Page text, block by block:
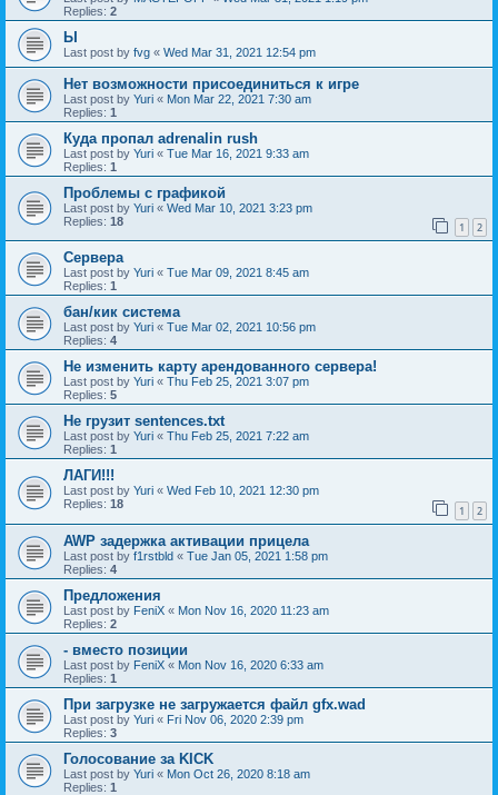
Replies: 2
Ы
Last post by fvg « Wed Mar 31, 2021 12:54 pm
Нет возможности присоединиться к игре
Last post by Yuri « Mon Mar 22, 2021 7:30 am
Replies: 1
Куда пропал adrenalin rush
Last post by Yuri « Tue Mar 16, 2021 9:33 am
Replies: 1
Проблемы с графикой
Last post by Yuri « Wed Mar 10, 2021 3:23 pm
Replies: 18 1 2
Сервера
Last post by Yuri « Tue Mar 09, 2021 8:45 am
Replies: 1
бан/кик система
Last post by Yuri « Tue Mar 02, 2021 10:56 pm
Replies: 4
Не изменить карту арендованного сервера!
Last post by Yuri « Thu Feb 25, 2021 3:07 pm
Replies: 5
Не грузит sentences.txt
Last post by Yuri « Thu Feb 25, 2021 7:22 am
Replies: 1
ЛАГИ!!!
Last post by Yuri « Wed Feb 10, 2021 12:30 pm
Replies: 18 1 2
AWP задержка активации прицела
Last post by f1rstbld « Tue Jan 05, 2021 1:58 pm
Replies: 4
Предложения
Last post by FeniX « Mon Nov 16, 2020 11:23 am
Replies: 2
- вместо позиции
Last post by FeniX « Mon Nov 16, 2020 6:33 am
Replies: 1
При загрузке не загружается файл gfx.wad
Last post by Yuri « Fri Nov 06, 2020 2:39 pm
Replies: 3
Голосование за KICK
Last post by Yuri « Mon Oct 26, 2020 8:18 am
Replies: 1